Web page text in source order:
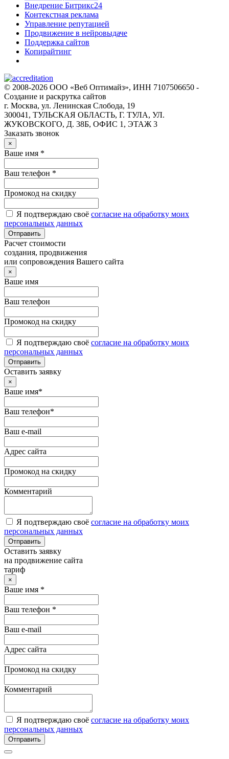
Внедрение Битрикс24
Контекстная реклама
Управление репутацией
Продвижение в нейровыдаче
Поддержка сайтов
Копирайтинг
© 2008-2026 ООО «Веб Оптимайз», ИНН 7107506650 -
Создание и раскрутка сайтов
г. Москва, ул. Ленинская Слобода, 19
300041, ТУЛЬСКАЯ ОБЛАСТЬ, Г. ТУЛА, УЛ.
ЖУКОВСКОГО, Д. 38Б, ОФИС 1, ЭТАЖ 3
Заказать звонок
×
Ваше имя *
Ваш телефон *
Промокод на скидку
Я подтверждаю своё согласие на обработку моих
персональных данных
Отправить
Расчет стоимости
создания, продвижения
или сопровождения Вашего сайта
×
Ваше имя
Ваш телефон
Промокод на скидку
Я подтверждаю своё согласие на обработку моих
персональных данных
Отправить
Оставить заявку
×
Ваше имя*
Ваш телефон*
Ваш e-mail
Адрес сайта
Промокод на скидку
Комментарий
Я подтверждаю своё согласие на обработку моих
персональных данных
Отправить
Оставить заявку
на продвижение сайта
тариф
×
Ваше имя *
Ваш телефон *
Ваш e-mail
Адрес сайта
Промокод на скидку
Комментарий
Я подтверждаю своё согласие на обработку моих
персональных данных
Отправить